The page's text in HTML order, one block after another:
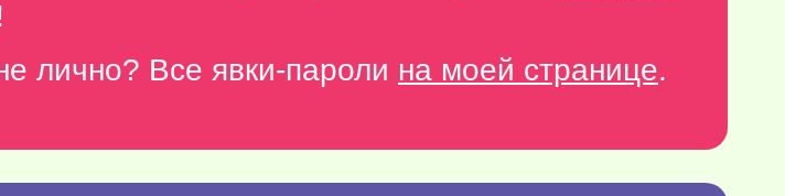
лично? Все явки-пароли на моей странице.